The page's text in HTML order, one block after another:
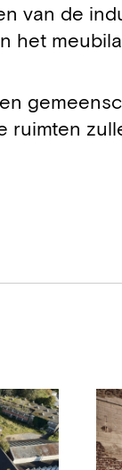
van de
het
ruimten